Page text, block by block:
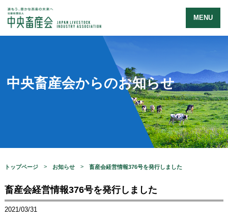
MENU
中央畜産会からのお知らせ
トップページ お知らせ 畜産会経営情報376号を発行しました
畜産会経営情報376号を発行しました
2021/03/31